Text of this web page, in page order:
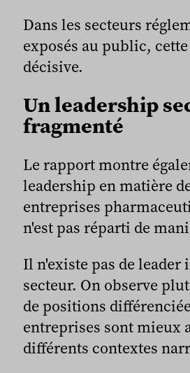
Dans les secteurs
exposés au public,
décisive.
Un leadership
fragmenté
Le rapport montre
leadership en matière
entreprises
n'est pas réparti de
Il n'existe pas de leader
secteur. On observe
de positions
entreprises sont mieux
différents contextes